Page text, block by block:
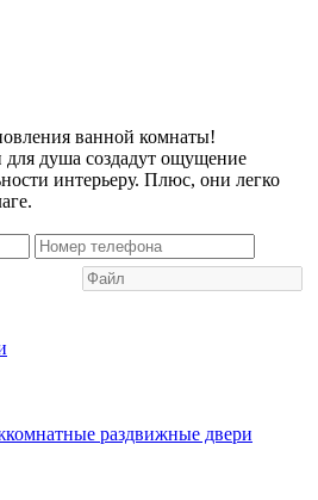
ванной комнаты!
душа создадут ощущение
интерьеру. Плюс, они легко
раздвижные двери